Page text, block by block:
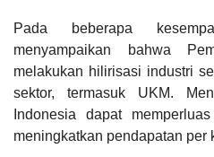
Pada beberapa
menyampaikan bahwa
melakukan hilirisasi industri
sektor, termasuk UKM.
Indonesia dapat
meningkatkan pendapatan per